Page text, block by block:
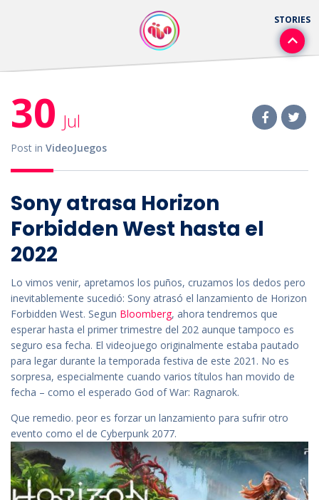
30 Jul
Post in VideoJuegos
Sony atrasa Horizon
Forbidden West hasta el
2022
Lo vimos venir, apretamos los puños, cruzamos los dedos pero
inevitablemente sucedió: Sony atrasó el lanzamiento de Horizon
Forbidden West. Segun Bloomberg, ahora tendremos que
esperar hasta el primer trimestre del 202 aunque tampoco es
seguro esa fecha. El videojuego originalmente estaba pautado
para legar durante la temporada festiva de este 2021. No es
sorpresa, especialmente cuando varios títulos han movido de
fecha – como el esperado God of War: Ragnarok.
Que remedio. peor es forzar un lanzamiento para sufrir otro
evento como el de Cyberpunk 2077.